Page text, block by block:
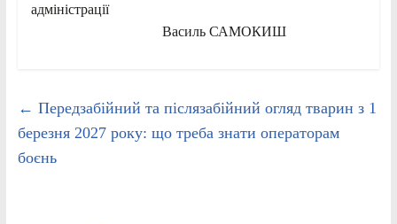
адміністрації
Василь САМОКИШ
← Передзабійний та післязабійний огляд тварин з 1
березня 2027 року: що треба знати операторам
боєнь